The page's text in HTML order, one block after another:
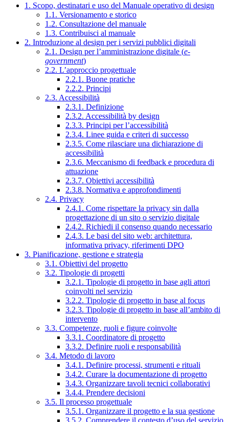
1. Scopo, destinatari e uso del Manuale operativo di design
1.1. Versionamento e storico
1.2. Consultazione del manuale
1.3. Contribuisci al manuale
2. Introduzione al design per i servizi pubblici digitali
2.1. Design per l’amministrazione digitale (e-
government)
2.2. L’approccio progettuale
2.2.1. Buone pratiche
2.2.2. Principi
2.3. Accessibilità
2.3.1. Definizione
2.3.2. Accessibilità by design
2.3.3. Principi per l’accessibilità
2.3.4. Linee guida e criteri di successo
2.3.5. Come rilasciare una dichiarazione di
accessibilità
2.3.6. Meccanismo di feedback e procedura di
attuazione
2.3.7. Obiettivi accessibilità
2.3.8. Normativa e approfondimenti
2.4. Privacy
2.4.1. Come rispettare la privacy sin dalla
progettazione di un sito o servizio digitale
2.4.2. Richiedi il consenso quando necessario
2.4.3. Le basi del sito web: architettura,
informativa privacy, riferimenti DPO
3. Pianificazione, gestione e strategia
3.1. Obiettivi del progetto
3.2. Tipologie di progetti
3.2.1. Tipologie di progetto in base agli attori
coinvolti nel servizio
3.2.2. Tipologie di progetto in base al focus
3.2.3. Tipologie di progetto in base all’ambito di
intervento
3.3. Competenze, ruoli e figure coinvolte
3.3.1. Coordinatore di progetto
3.3.2. Definire ruoli e responsabilità
3.4. Metodo di lavoro
3.4.1. Definire processi, strumenti e rituali
3.4.2. Curare la documentazione di progetto
3.4.3. Organizzare tavoli tecnici collaborativi
3.4.4. Prendere decisioni
3.5. Il processo progettuale
3.5.1. Organizzare il progetto e la sua gestione
3.5.2. Comprendere il contesto d’uso del servizio